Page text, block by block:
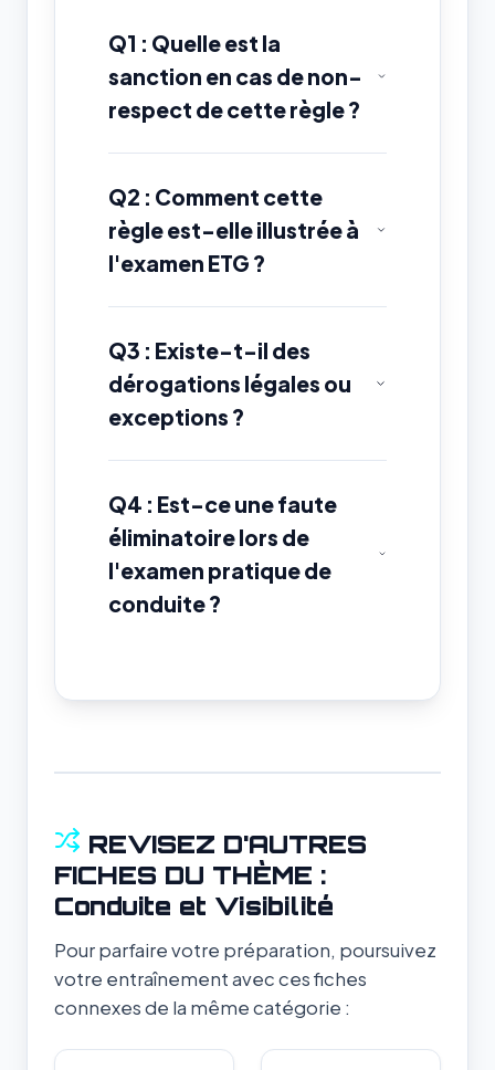
Q1 : Quelle est la
sanction en cas de non-
respect de cette règle ?
Q2 : Comment cette
règle est-elle illustrée à
l'examen ETG ?
Q3 : Existe-t-il des
dérogations légales ou
exceptions ?
Q4 : Est-ce une faute
éliminatoire lors de
l'examen pratique de
conduite ?
REVISEZ D'AUTRES
FICHES DU THÈME :
Conduite et Visibilité
Pour parfaire votre préparation, poursuivez
votre entraînement avec ces fiches
connexes de la même catégorie :